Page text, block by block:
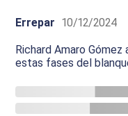
Errepar 10/12/2024
Richard Amaro
estas fases del